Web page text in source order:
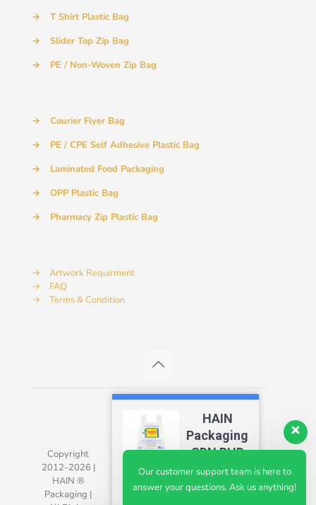
→
T Shirt Plastic Bag
→
Slider Top Zip Bag
→
PE / Non-Woven Zip Bag
→
Courier Flyer Bag
→
PE / CPE Self Adhesive Plastic Bag
→
Laminated Food Packaging
→
OPP Plastic Bag
→
Pharmacy Zip Plastic Bag
→
Artwork Requirment
→
FAQ
→
Terms & Condition
Copyright
2012-2026 |
HAIN ®
Packaging |
HAIN
Packaging
SDN BHD
4.7
Our customer support team is here to
answer your questions. Ask us anything!